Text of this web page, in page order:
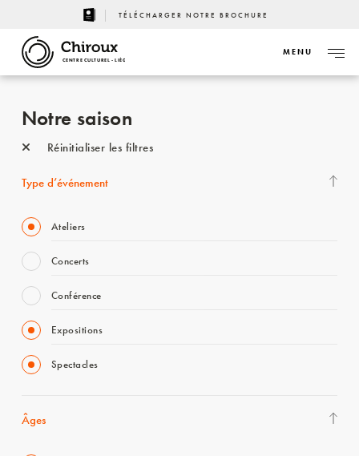
TÉLÉCHARGER NOTRE BROCHURE
CENTRE CULTUREL - LIÈGE
MENU
Notre saison
Réinitialiser les filtres
Type d’événement
Ateliers
Concerts
Conférence
Expositions
Spectacles
Âges